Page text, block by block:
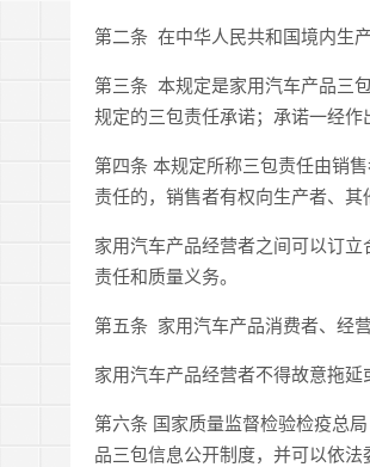
第二条 在中华人民共和国境内生
第三条 本规定是家用汽车产品三
规定的三包责任承诺；承诺一经作
第四条本规定所称三包责任由销
责任的，销售者有权向生产者、其
家用汽车产品经营者之间可以订
责任和质量义务。
第五条 家用汽车产品消费者、经
家用汽车产品经营者不得故意拖延
第六条 国家质量监督检验检疫总
品三包信息公开制度，并可以依